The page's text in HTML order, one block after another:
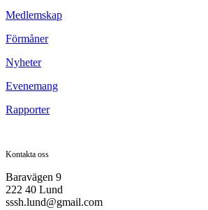
Medlemskap
Förmåner
Nyheter
Evenemang
Rapporter
Kontakta oss
Baravägen 9
222 40 Lund
sssh.lund@gmail.com